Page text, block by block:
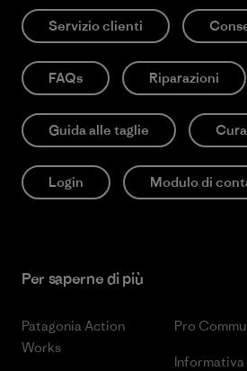
Servizio clienti
FAQs Riparazioni
Guida alle taglie
Login Modulo di
Per saperne di più
Patagonia Action
Works
Pro